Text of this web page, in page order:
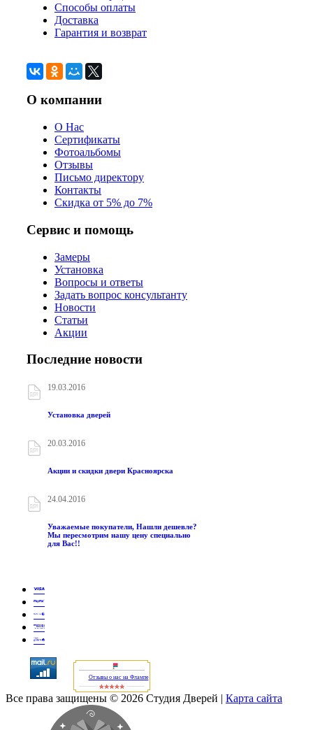
Способы оплаты
Доставка
Гарантия и возврат
О компании
О Нас
Сертификаты
Фотоальбомы
Отзывы
Письмо директору
Контакты
Скидка от 5% до 7%
Сервис и помощь
Замеры
Установка
Вопросы и ответы
Задать вопрос консультанту
Новости
Статьи
Акции
Последние новости
19.03.2016
Установка дверей
20.03.2016
Акции и скидки двери Красноярска
24.04.2016
Уважаемые покупатели, Нашли дешевле?
Мы пересмотрим нашу цену специально
для Вас!!
Отзывы о нас на Флампе
Все права защищены © 2026 Студия Дверей | Карта сайта